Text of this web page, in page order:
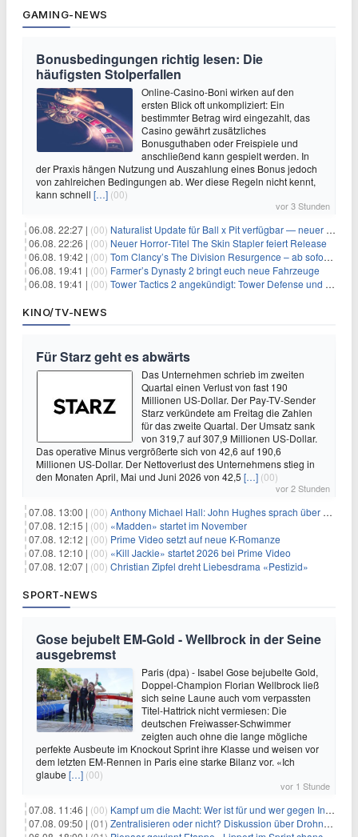
GAMING-NEWS
Bonusbedingungen richtig lesen: Die
häufigsten Stolperfallen
Online-Casino-Boni wirken auf den
ersten Blick oft unkompliziert: Ein
bestimmter Betrag wird eingezahlt, das
Casino gewährt zusätzliches
Bonusguthaben oder Freispiele und
anschließend kann gespielt werden. In
der Praxis hängen Nutzung und Auszahlung eines Bonus jedoch
von zahlreichen Bedingungen ab. Wer diese Regeln nicht kennt,
kann schnell […] (00)
vor 3 Stunden
06.08. 22:27 | (00) Naturalist Update für Ball x Pit verfügbar — neuer Content auf allen Plattformen
06.08. 22:26 | (00) Neuer Horror‑Titel The Skin Stapler feiert Release
06.08. 19:42 | (00) Tom Clancy’s The Division Resurgence – ab sofort für euch verfügbar
06.08. 19:41 | (00) Farmer’s Dynasty 2 bringt euch neue Fahrzeuge
06.08. 19:41 | (00) Tower Tactics 2 angekündigt: Tower Defense und Deckbuilding Kombo kehrt zurück
KINO/TV-NEWS
Für Starz geht es abwärts
Das Unternehmen schrieb im zweiten
Quartal einen Verlust von fast 190
Millionen US-Dollar. Der Pay-TV-Sender
Starz verkündete am Freitag die Zahlen
für das zweite Quartal. Der Umsatz sank
von 319,7 auf 307,9 Millionen US-Dollar.
Das operative Minus vergrößerte sich von 42,6 auf 190,6
Millionen US-Dollar. Der Nettoverlust des Unternehmens stieg in
den Monaten April, Mai und Juni 2026 von 42,5 […] (00)
vor 2 Stunden
07.08. 13:00 | (00) Anthony Michael Hall: John Hughes sprach über eine Fortsetzung von 'The Breakfast Club'
07.08. 12:15 | (00) «Madden» startet im November
07.08. 12:12 | (00) Prime Video setzt auf neue K-Romanze
07.08. 12:10 | (00) «Kill Jackie» startet 2026 bei Prime Video
07.08. 12:07 | (00) Christian Zipfel dreht Liebesdrama «Pestizid»
SPORT-NEWS
Gose bejubelt EM-Gold - Wellbrock in der Seine
ausgebremst
Paris (dpa) - Isabel Gose bejubelte Gold,
Doppel-Champion Florian Wellbrock ließ
sich seine Laune auch vom verpassten
Titel-Hattrick nicht vermiesen: Die
deutschen Freiwasser-Schwimmer
zeigten auch ohne die lange mögliche
perfekte Ausbeute im Knockout Sprint ihre Klasse und weisen vor
dem letzten EM-Rennen in Paris eine starke Bilanz vor. «Ich
glaube […] (00)
vor 1 Stunde
07.08. 11:46 | (00) Kampf um die Macht: Wer ist für und wer gegen Infantino?
07.08. 09:50 | (01) Zentralisieren oder nicht? Diskussion über Drohnenabwehr